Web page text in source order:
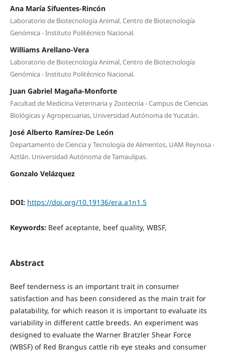
Ana María Sifuentes-Rincón
Laboratorio de Biotecnología Animal, Centro de Biotecnología
Genómica - Instituto Politécnico Nacional.
Williams Arellano-Vera
Laboratorio de Biotecnología Animal, Centro de Biotecnología
Genómica - Instituto Politécnico Nacional.
Juan Gabriel Magaña-Monforte
Facultad de Medicina Veterinaria y Zootecnia - Campus de Ciencias
Biológicas y Agropecuarias, Universidad Autónoma de Yucatán.
José Alberto Ramírez-De León
Departamento de Ciencia y Tecnología de Alimentos, UAM Reynosa -
Aztlán. Universidad Autónoma de Tamaulipas.
Gonzalo Velázquez
DOI: https://doi.org/10.19136/era.a1n1.5
Keywords: Beef aceptante, beef quality, WBSF,
Abstract
Beef tenderness is an important trait in consumer
satisfaction and has been considered as the main trait for
palatability, for which reason it is important to evaluate its
variability in different cattle breeds. An experiment was
designed to evaluate the Warner Bratzler Shear Force
(WBSF) of Red Brangus cattle rib eye steaks and consumer